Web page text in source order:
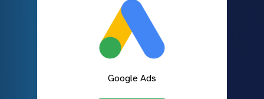
Google Ads